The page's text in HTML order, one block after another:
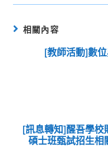
相關內容
[教師活動]數
[訊息轉知]醒吾學校
碩士班甄試招生相